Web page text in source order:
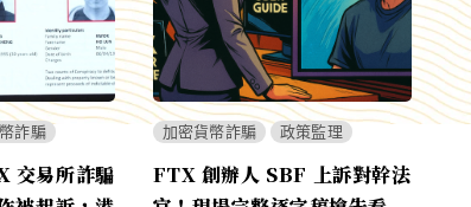
詐騙
交易所詐騙
加密貨幣詐騙 政策監理
FTX 創辦人 SBF 上訴對幹法